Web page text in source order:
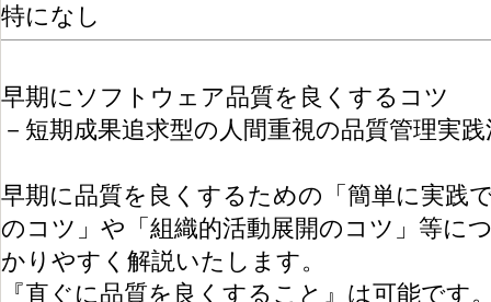
特になし
早期にソフトウェア品質を良くするコツ
－短期成果追求型の人間重視の品質管理実
早期に品質を良くするための「簡単に実践
のコツ」や「組織的活動展開のコツ」等に
かりやすく解説いたします。
『直ぐに品質を良くすること』は可能です